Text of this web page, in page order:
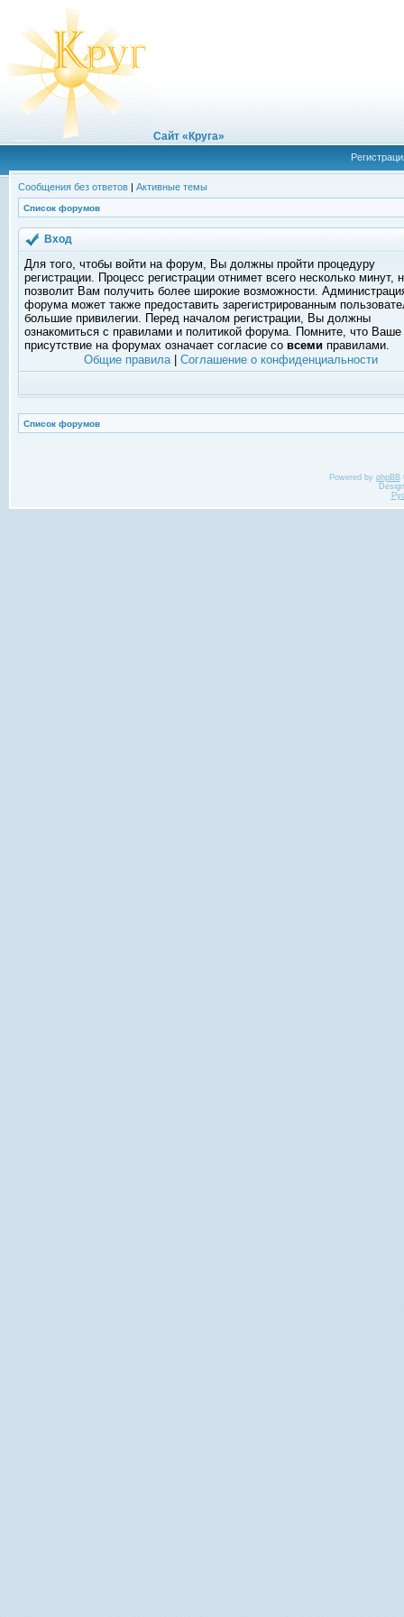
Сайт «Круга»
Сообщения без ответов | Активные темы
Список форумов
Вход
Для того, чтобы войти на форум, Вы должны пройти процедуру
регистрации. Процесс регистрации отнимет всего несколько минут,
позволит Вам получить более широкие возможности.
форума может также предоставить зарегистрированным
большие привилегии. Перед началом регистрации, Вы должны
ознакомиться с правилами и политикой форума. Помните, что Ваше
присутствие на форумах означает согласие со всеми правилами.
Общие правила| Соглашение о конфиденциальности
Список форумов
Powered by phpBB